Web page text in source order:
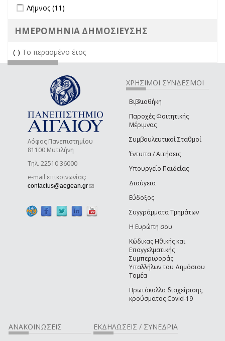
Apply Λήμνος filter
Λήμνος (11)
ΗΜΕΡΟΜΗΝΙΑ ΔΗΜΟΣΙΕΥΣΗΣ
(-) Remove Το περασμένο έτος filter
Το περασμένο έτος
Λόφος Πανεπιστημίου
81100 Μυτιλήνη
Τηλ. 22510 36000
e-mail επικοινωνίας:
contactus@aegean.gr(link sends e-mail)
ΧΡΗΣΙΜΟΙ ΣΥΝΔΕΣΜΟΙ
Βιβλιοθήκη
Παροχές Φοιτητικής
Μέριμνας
Συμβουλευτικοί Σταθμοί
Έντυπα / Αιτήσεις
Υπουργείο Παιδείας
Διαύγεια
Εύδοξος
Συγγράμματα Τμημάτων
Η Ευρώπη σου
Κώδικας Ηθικής και
Επαγγελματικής
Συμπεριφοράς
Υπαλλήλων του Δημόσιου
Τομέα
Πρωτόκολλα διαχείρισης
κρούσματος Covid-19
ΑΝΑΚΟΙΝΩΣΕΙΣ ΕΚΔΗΛΩΣΕΙΣ / ΣΥΝΕΔΡΙΑ